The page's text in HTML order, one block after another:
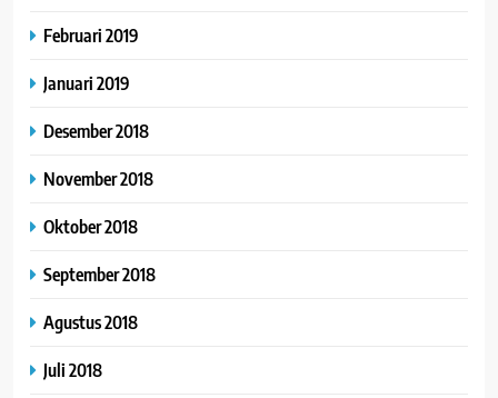
Februari 2019
Januari 2019
Desember 2018
November 2018
Oktober 2018
September 2018
Agustus 2018
Juli 2018